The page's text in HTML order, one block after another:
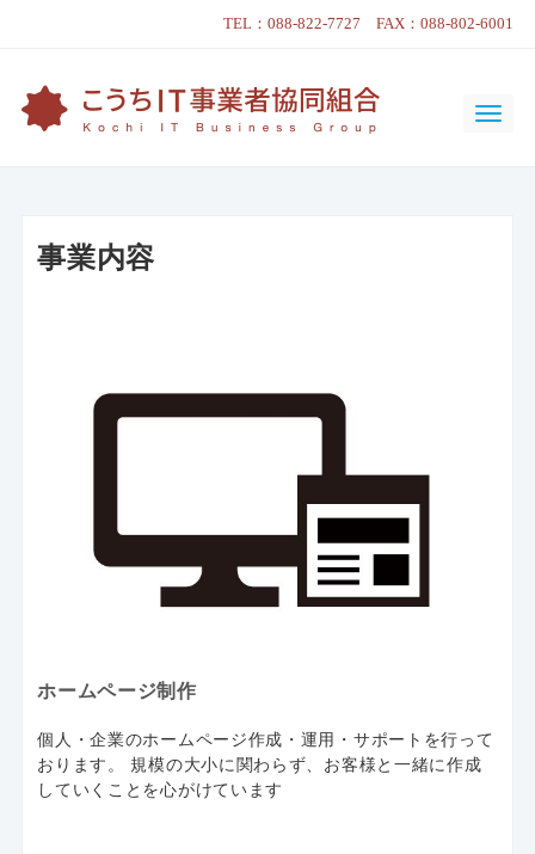
TEL：088-822-7727 FAX：088-802-6001
事業内容
ホームページ制作
個人・企業のホームページ作成・運用・サポートを行って
おります。 規模の大小に関わらず、お客様と一緒に作成
していくことを心がけています